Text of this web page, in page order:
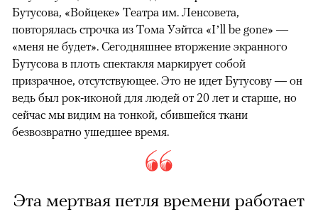
Бутусова, «Войцеке» Театра им. Ленсовета,
повторялась строчка из Тома Уэйтса «I’ll be gone» —
«меня не будет». Сегодняшнее вторжение экранного
Бутусова в плоть спектакля маркирует собой
призрачное, отсутствующее. Это не идет Бутусову — он
ведь был рок-иконой для людей от 20 лет и старше, но
сейчас мы видим на тонкой, сбившейся ткани
безвозвратно ушедшее время.
Эта мертвая петля времени работает